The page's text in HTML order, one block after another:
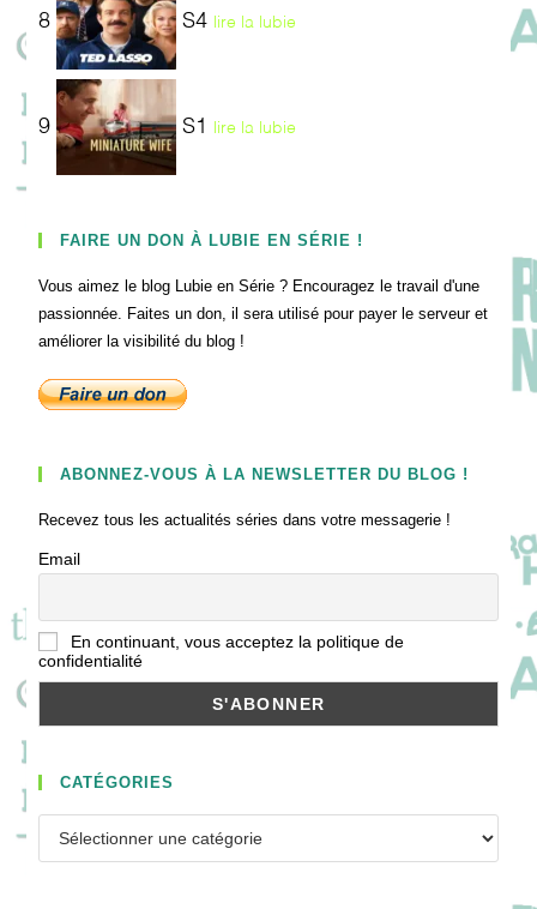
8 S4 lire la lubie
9 S1 lire la lubie
FAIRE UN DON À LUBIE EN SÉRIE !
Vous aimez le blog Lubie en Série ? Encouragez le travail d'une
passionnée. Faites un don, il sera utilisé pour payer le serveur et
améliorer la visibilité du blog !
ABONNEZ-VOUS À LA NEWSLETTER DU BLOG !
Recevez tous les actualités séries dans votre messagerie !
Email
En continuant, vous acceptez la politique de
confidentialité
CATÉGORIES